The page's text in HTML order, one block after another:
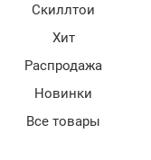
Скиллтои
Хит
Распродажа
Новинки
Все товары